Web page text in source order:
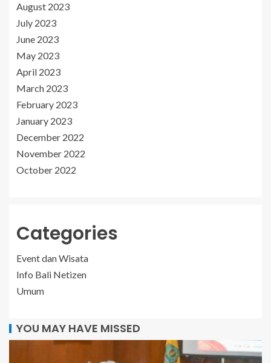
August 2023
July 2023
June 2023
May 2023
April 2023
March 2023
February 2023
January 2023
December 2022
November 2022
October 2022
Categories
Event dan Wisata
Info Bali Netizen
Umum
YOU MAY HAVE MISSED